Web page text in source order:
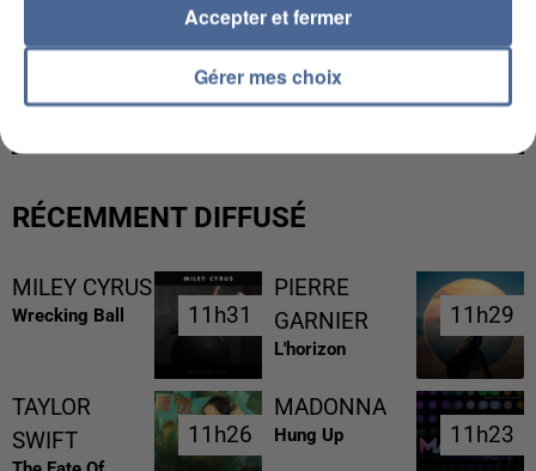
LES DONNÉES DE 300 000 CLIENTS DÉROBÉES À
INTERMARCHÉ APRÈS UNE...
RÉCEMMENT DIFFUSÉ
MILEY CYRUS
Wrecking Ball 11h31
11h31
PIERRE
GARNIER
L'horizon
11h29
11h29
TAYLOR
SWIFT
11h26
11h26
MADONNA
Hung Up 11h23
11h23
Gérer mes choix
Accepter et fermer